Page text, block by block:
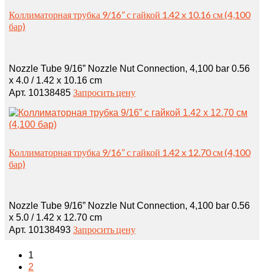
Коллиматорная трубка 9/16” с гайкой 1.42 x 10.16 см (4,100
бар)
Nozzle Tube 9/16” Nozzle Nut Connection, 4,100 bar 0.56
x 4.0 / 1.42 x 10.16 cm
Арт. 10138485 Запросить цену
Коллиматорная трубка 9/16” с гайкой 1.42 x 12.70 см (4,100
бар)
Nozzle Tube 9/16” Nozzle Nut Connection, 4,100 bar 0.56
x 5.0 / 1.42 x 12.70 cm
Арт. 10138493 Запросить цену
1
2